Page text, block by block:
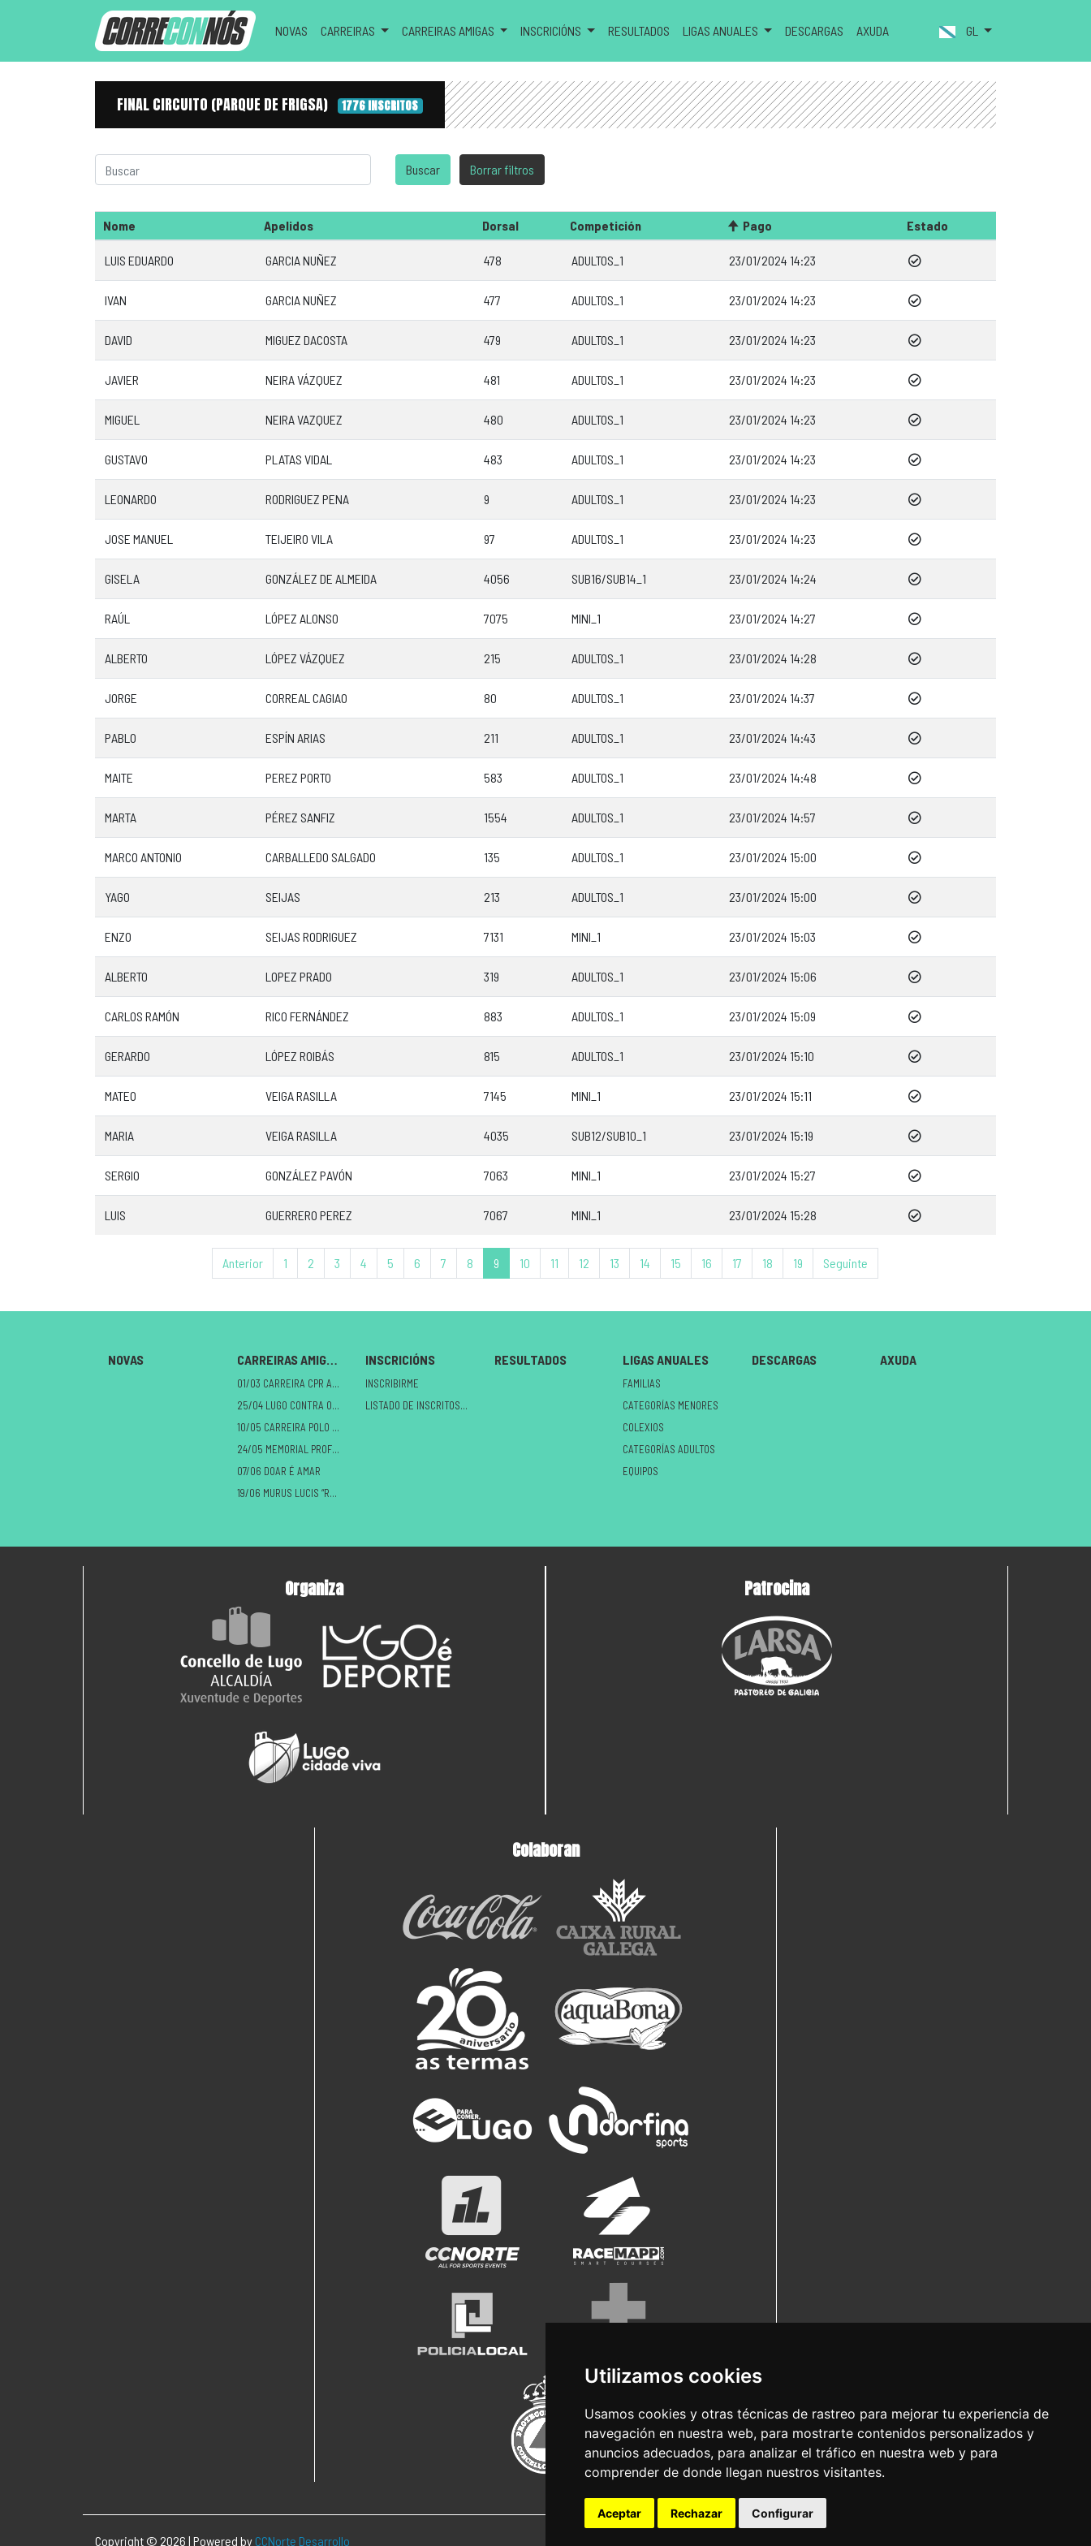
Utilizamos cookies
Usamos cookies y otras técnicas de rastreo para mejorar tu experiencia de
navegación en nuestra web, para mostrarte contenidos personalizados y
anuncios adecuados, para analizar el tráfico en nuestra web y para
comprender de donde llegan nuestros visitantes.
Aceptar Rechazar Configurar
NOVAS CARREIRAS CARREIRAS AMIGAS INSCRICIÓNS RESULTADOS LIGAS ANUALES DESCARGAS AXUDA GL
FINAL CIRCUITO (PARQUE DE FRIGSA) 1776 INSCRITOS
Nome Apelidos Dorsal Competición Pago Estado
LUIS EDUARDO GARCIA NUÑEZ 478 ADULTOS_1 23/01/2024 14:23
IVAN GARCIA NUÑEZ 477 ADULTOS_1 23/01/2024 14:23
DAVID MIGUEZ DACOSTA 479 ADULTOS_1 23/01/2024 14:23
JAVIER NEIRA VÁZQUEZ 481 ADULTOS_1 23/01/2024 14:23
MIGUEL NEIRA VAZQUEZ 480 ADULTOS_1 23/01/2024 14:23
GUSTAVO PLATAS VIDAL 483 ADULTOS_1 23/01/2024 14:23
LEONARDO RODRIGUEZ PENA 9 ADULTOS_1 23/01/2024 14:23
JOSE MANUEL TEIJEIRO VILA 97 ADULTOS_1 23/01/2024 14:23
GISELA GONZÁLEZ DE ALMEIDA 4056 SUB16/SUB14_1 23/01/2024 14:24
RAÚL LÓPEZ ALONSO 7075 MINI_1 23/01/2024 14:27
ALBERTO LÓPEZ VÁZQUEZ 215 ADULTOS_1 23/01/2024 14:28
JORGE CORREAL CAGIAO 80 ADULTOS_1 23/01/2024 14:37
PABLO ESPÍN ARIAS 211 ADULTOS_1 23/01/2024 14:43
MAITE PEREZ PORTO 583 ADULTOS_1 23/01/2024 14:48
MARTA PÉREZ SANFIZ 1554 ADULTOS_1 23/01/2024 14:57
MARCO ANTONIO CARBALLEDO SALGADO 135 ADULTOS_1 23/01/2024 15:00
YAGO SEIJAS 213 ADULTOS_1 23/01/2024 15:00
ENZO SEIJAS RODRIGUEZ 7131 MINI_1 23/01/2024 15:03
ALBERTO LOPEZ PRADO 319 ADULTOS_1 23/01/2024 15:06
CARLOS RAMÓN RICO FERNÁNDEZ 883 ADULTOS_1 23/01/2024 15:09
GERARDO LÓPEZ ROIBÁS 815 ADULTOS_1 23/01/2024 15:10
MATEO VEIGA RASILLA 7145 MINI_1 23/01/2024 15:11
MARIA VEIGA RASILLA 4035 SUB12/SUB10_1 23/01/2024 15:19
SERGIO GONZÁLEZ PAVÓN 7063 MINI_1 23/01/2024 15:27
LUIS GUERRERO PEREZ 7067 MINI_1 23/01/2024 15:28
Anterior 1 2 3 4 5 6 7 8 9 10 11 12 13 14 15 16 17 18 19 Seguinte
NOVAS CARREIRAS AMIGAS
01/03 CARREIRA CPR A MILAGROSA
25/04 LUGO CONTRA O CANCRO
10/05 CARREIRA POLO DANO CEREBRAL
24/05 MEMORIAL PROFE ALBERTO
07/06 DOAR É AMAR
19/06 MURUS LUCIS “ROMANOS VS CASTREXOS”
INSCRICIÓNS
INSCRIBIRME
LISTADO DE INSCRITOS NO CIRCUÍTO
RESULTADOS LIGAS ANUALES
FAMILIAS
CATEGORÍAS MENORES
COLEXIOS
CATEGORÍAS ADULTOS
EQUIPOS
DESCARGAS AXUDA
Organiza Patrocina
Colaboran
Copyright © 2026 | Powered by CCNorte Desarrollo